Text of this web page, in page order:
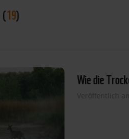
(19)
Wie die
Veröffentlich